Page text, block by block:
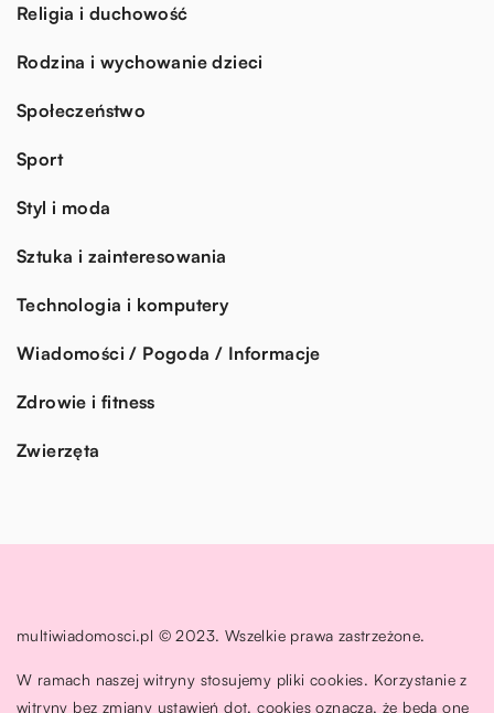
Religia i duchowość
Rodzina i wychowanie dzieci
Społeczeństwo
Sport
Styl i moda
Sztuka i zainteresowania
Technologia i komputery
Wiadomości / Pogoda / Informacje
Zdrowie i fitness
Zwierzęta
multiwiadomosci.pl © 2023. Wszelkie prawa zastrzeżone.
W ramach naszej witryny stosujemy pliki cookies. Korzystanie z
witryny bez zmiany ustawień dot. cookies oznacza, że będą one